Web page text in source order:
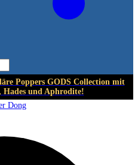
Poppers GODS Collection mit
Hades und Aphrodite!
Dong